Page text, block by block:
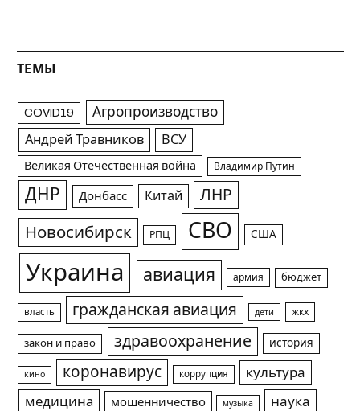
ТЕМЫ
COVID19 Агропроизводство
Андрей Травников ВСУ
Великая Отечественная война Владимир Путин
ДНР Донбасс Китай ЛНР
Новосибирск РПЦ СВО США
Украина авиация армия бюджет
власть гражданская авиация дети жкх
закон и право здравоохранение история
кино коронавирус коррупция
культура
медицина
мошенничество музыка
наука